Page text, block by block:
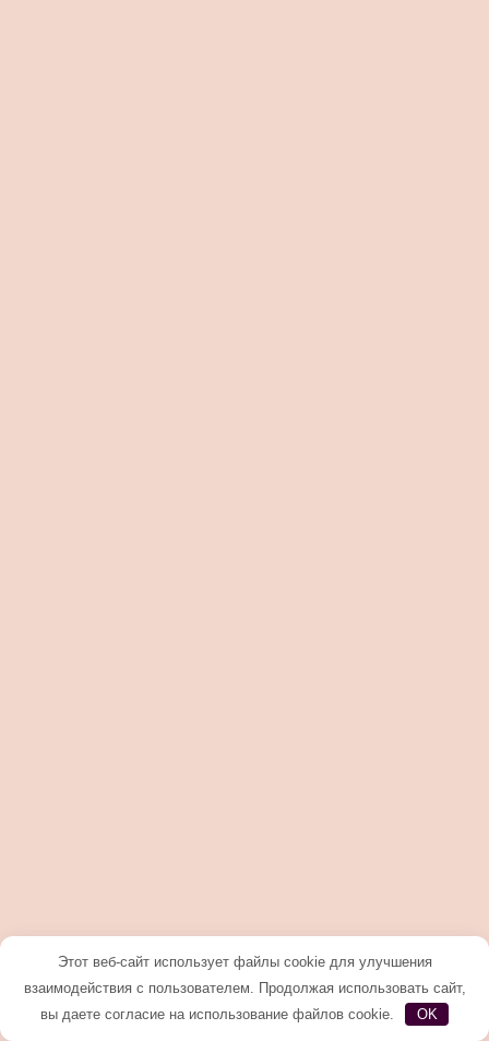
Этот веб-сайт использует файлы cookie для улучшения
взаимодействия с пользователем. Продолжая использовать сайт,
вы даете согласие на использование файлов cookie.
OK